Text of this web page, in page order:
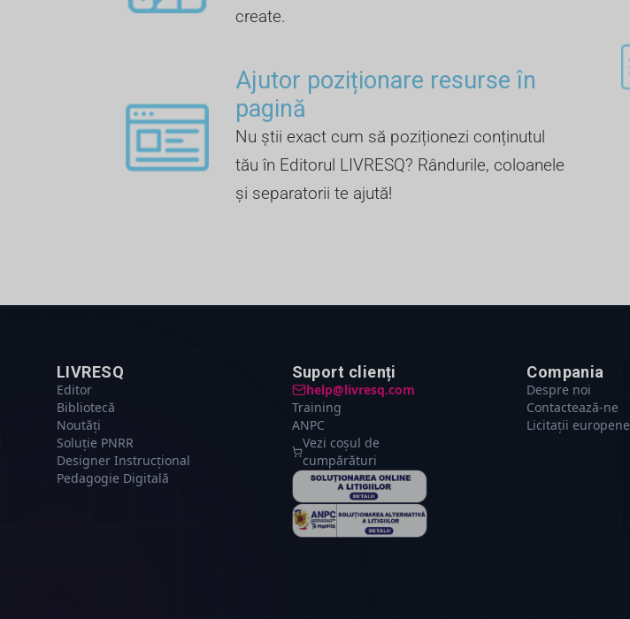
create.
Ajutor poziționare resurse în
pagină
Nu știi exact cum să poziționezi conținutul
tău în Editorul LIVRESQ? Rândurile, coloanele
și separatorii te ajută!
LIVRESQ
Editor
Bibliotecă
Noutăți
Soluție PNRR
Designer Instrucțional
Pedagogie Digitală
Suport clienți
help@livresq.com
Training
ANPC
Vezi coșul de
cumpărături
Compania
Despre noi
Contactează-ne
Licitații europene